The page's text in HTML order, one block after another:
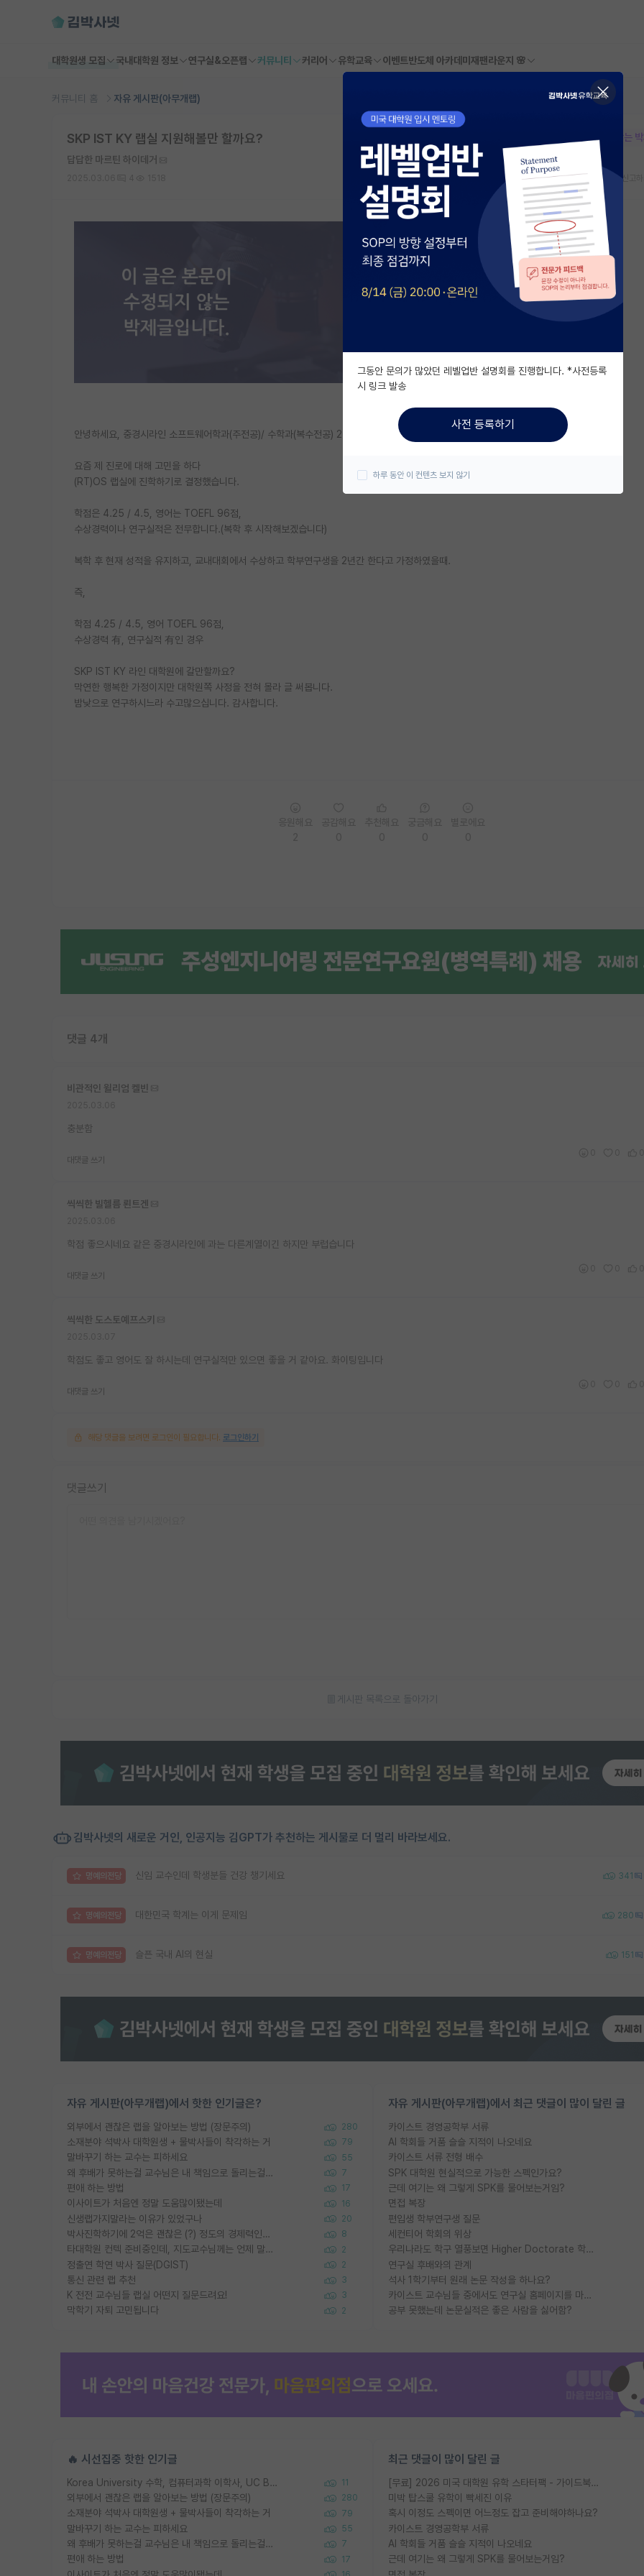
대학원생 모집 국내대학원 정보 연구실&오픈랩 커뮤니티 커리어 유학교육 이벤트반도체 아카데미 재팬라운지 🌸
커뮤니티 홈 자유 게시판(아무개랩)
본문이 수정되지 않는
SKP IST KY 랩실 지원해볼만 할까요?
답답한 마르틴 하이데거
스크랩 신고하
안녕하세요, 중경시라인 소프트웨어학과(주전공)/ 수학과(복수전공) 2-2 93학점을 마치고 군휴학중인 학부생..아니고 군인입니다.
요즘 제 진로에 대해 고민을 하다
(RT)OS 랩실에 진학하기로 결정했습니다.
학점은 4.25 / 4.5, 영어는 TOEFL 96점,
수상경력이나 연구실적은 전무합니다.(복학 후 시작해보겠습니다)
복학 후 현재 성적을 유지하고, 교내대회에서 수상하고 학부연구생을 2년간 한다고 가정하였을때.
즉,
학점 4.25 / 4.5, 영어 TOEFL 96점,
수상경력 有, 연구실적 有인 경우
SKP IST KY 라인 대학원에 갈만할까요?
막연한 행복한 가정이지만 대학원쪽 사정을 전혀 몰라 글 써봅니다.
밤낮으로 연구하시느라 수고많으십니다. 감사합니다.
댓글 4개
비관적인 윌리엄 켈빈
충분함
대댓글 쓰기
씩씩한 빌헬름 뢴트겐
학점 좋으시네요 같은 중경시라인에 과는 다른계열이긴 하지만 부럽습니다
대댓글 쓰기
씩씩한 도스토예프스키
학점도 좋고 영어도 잘 하시는데 연구실적만 있으면 좋을 거 같아요. 화이팅입니다
대댓글 쓰기
해당 댓글을 보려면 로그인이 필요합니다. 로그인하기
댓글쓰기
게시판 목록으로 돌아가기
김박사넷의 새로운 거인, 인공지능 김GPT가 추천하는 게시물로 더 멀리 바라보세요.
명예의전당 신임 교수인데 학생분들 건강 챙기세요 341
명예의전당 대한민국 학계는 이게 문제임 280
명예의전당 슬픈 국내 AI의 현실 151
자유 게시판(아무개랩)에서 핫한 인기글은?
외부에서 괜찮은 랩을 알아보는 방법 (장문주의) 280
소재분야 석박사 대학원생 + 물박사들이 착각하는 거 79
말바꾸기 하는 교수는 피하세요 55
왜 후배가 못하는걸 교수님은 내 책임으로 돌리는걸까요? 7
편애 하는 방법 17
이사이트가 처음엔 정말 도움많이됐는데 16
신생랩가지말라는 이유가 있었구나 20
박사진학하기에 2억은 괜찮은 (?) 정도의 경제력인가요 8
타대학원 컨텍 준비중인데, 지도교수님께는 언제 말씀드려야 할까요? 2
정출연 학연 박사 질문(DGIST) 2
통신 관련 랩 추천 3
K 전전 교수님들 랩실 어떤지 질문드려요! 3
막학기 자퇴 고민됩니다 2
자유 게시판(아무개랩)에서 최근 댓글이 많이 달린 글
카이스트 경영공학부 서류
AI 학회들 거품 슬슬 지적이 나오네요
카이스트 서류 전형 배수
SPK 대학원 현실적으로 가능한 스펙인가요?
근데 여기는 왜 그렇게 SPK를 물어보는거임?
면접 복장
편입생 학부연구생 질문
세컨티어 학회의 위상
우리나라도 학구 열풍보면 Higher Doctorate 학위가 필요하다고 봅니다.
연구실 후배와의 관계
석사 1학기부터 원래 논문 작성을 하나요?
카이스트 교수님들 중에서도 연구실 홈페이지를 마련 안 하신 분들이 계시던데
공부 못했는데 논문실적은 좋은 사람을 싫어함?
🔥 시선집중 핫한 인기글
Korea University 수학, 컴퓨터과학 이학사, UC Berkeley 산업공학 대학원 공학박사가 되는 것은 쉽지 않겠죠? 11
외부에서 괜찮은 랩을 알아보는 방법 (장문주의) 280
소재분야 석박사 대학원생 + 물박사들이 착각하는 거 79
말바꾸기 하는 교수는 피하세요 55
왜 후배가 못하는걸 교수님은 내 책임으로 돌리는걸까요? 7
편애 하는 방법 17
최근 댓글이 많이 달린 글
[무료] 2026 미국 대학원 유학 스타터팩 - 가이드북 & 합격자 컨택메일 템플릿
미박 탑스쿨 유학이 빡세진 이유
혹시 이정도 스펙이면 어느정도 잡고 준비해야하나요?
카이스트 경영공학부 서류
AI 학회들 거품 슬슬 지적이 나오네요
근데 여기는 왜 그렇게 SPK를 물어보는거임?
그동안 문의가 많았던 레벨업반 설명회를 진행합니다. *사전등록
시 링크 발송
사전 등록하기
하루 동안 이 컨텐츠 보지 않기